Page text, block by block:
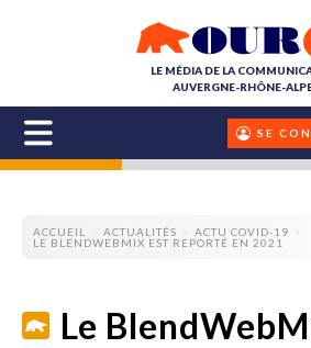
LE MÉDIA DE LA
AUVERGNE-RHÔNE-
SE
ACCUEIL ACTUALITÉS
ACTU COVID-19
LE BLENDWEBMIX EST REPORTÉ EN 2021
Le